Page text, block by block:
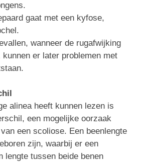
gaat met een kyfose,
wanneer de rugafwijking
er later problemen met
alinea heeft kunnen lezen is
een mogelijke oorzaak
een scoliose. Een beenlengte
zijn, waarbij er een
lengte tussen beide benen